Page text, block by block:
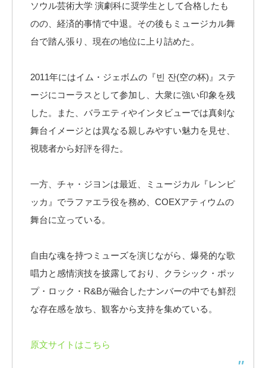
ソウル芸術大学 演劇科に奨学生として合格したも
のの、経済的事情で中退。その後もミュージカル舞
台で踏ん張り、現在の地位に上り詰めた。
2011年にはイム・ジェボムの『빈 잔(空の杯)』ステ
ージにコーラスとして参加し、大衆に強い印象を残
した。また、バラエティやインタビューでは真剣な
舞台イメージとは異なる親しみやすい魅力を見せ、
視聴者から好評を得た。
一方、チャ・ジヨンは最近、ミュージカル『レンピ
ッカ』でラファエラ役を務め、COEXアティウムの
舞台に立っている。
自由な魂を持つミューズを演じながら、爆発的な歌
唱力と感情演技を披露しており、クラシック・ポッ
プ・ロック・R&Bが融合したナンバーの中でも鮮烈
な存在感を放ち、観客から支持を集めている。
原文サイトはこちら